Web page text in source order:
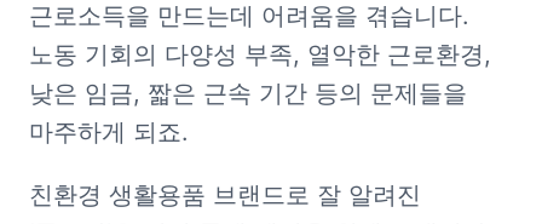
근로소득을 만드는데 어려움을 겪습니다.
노동 기회의 다양성 부족, 열악한 근로환경,
낮은 임금, 짧은 근속 기간 등의 문제들을
마주하게 되죠.
친환경 생활용품 브랜드로 잘 알려진